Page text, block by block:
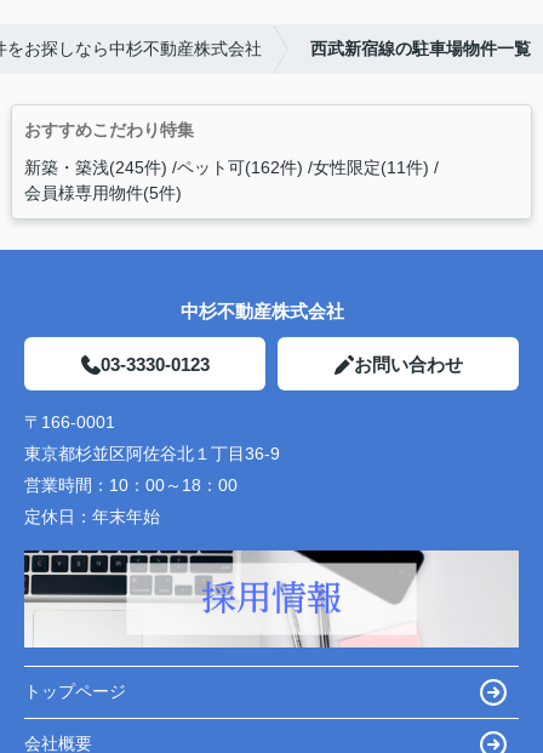
お探しなら中杉不動産株式会社 西武新宿線の駐車場物件一覧
おすすめこだわり特集
新築・築浅(245件) ペット可(162件) 女性限定(11件)
会員様専用物件(5件)
中杉不動産株式会社
03-3330-0123 お問い合わせ
〒166-0001
東京都杉並区阿佐谷北１丁目36-9
営業時間： 10：00～18：00
定休日： 年末年始
トップページ
会社概要